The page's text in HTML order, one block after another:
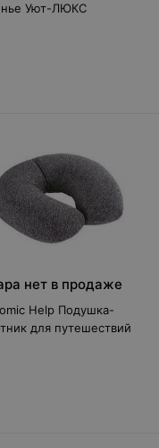
Уют-ЛЮКС
нет в продаже
Help Подушка-
для путешествий